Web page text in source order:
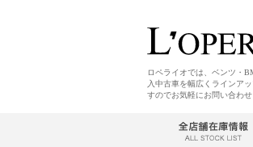
ロペライオでは、ベンツ・
入中古車を幅広くラインア
すのでお気軽にお問い合わ